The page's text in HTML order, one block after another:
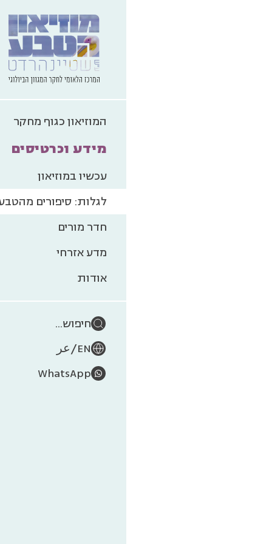
המוזיאון כגוף מחקר
מידע וכרטיסים
עכשיו במוזיאון
לגלות: סיפורים
חדר מורים
מדע אזרחי
אודות
חיפוש...
EN
/عر
WhatsApp